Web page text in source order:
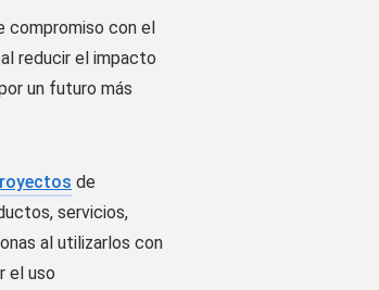
compromiso con el
reducir el impacto
un futuro más
de
servicios,
al utilizarlos con
el uso